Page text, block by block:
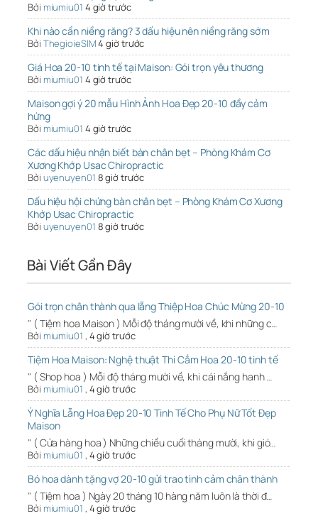
Bởi miumiu01 4 giờ trước
Khi nào cần niềng răng? 3 dấu hiệu nên niềng răng sớm
Bởi ThegioieSIM4 giờ trước
Giá Hoa 20-10 tinh tế tại Maison: Gói trọn yêu thương
Bởi miumiu01 4 giờ trước
Maison gợi ý 20 mẫu Hình Ảnh Hoa Đẹp 20-10 đầy cảm
hứng
Bởi miumiu01 4 giờ trước
Các dấu hiệu nhận biết bàn chân bẹt – Phòng Khám Cơ
Xương Khớp Usac Chiropractic
Bởi uyenuyen01 8 giờ trước
Dấu hiệu hội chứng bàn chân bẹt – Phòng Khám Cơ Xương
Khớp Usac Chiropractic
Bởi uyenuyen01 8 giờ trước
Bài Viết Gần Đây
Gói trọn chân thành qua lẵng Thiệp Hoa Chúc Mừng 20-10
" ( Tiệm hoa Maison ) Mỗi độ tháng mười về, khi những c…
Bởi miumiu01 , 4 giờ trước
Tiệm Hoa Maison: Nghệ thuật Thi Cắm Hoa 20-10 tinh tế
" ( Shop hoa ) Mỗi độ tháng mười về, khi cái nắng hanh …
Bởi miumiu01 , 4 giờ trước
Ý Nghĩa Lẵng Hoa Đẹp 20-10 Tinh Tế Cho Phụ Nữ Tốt Đẹp
Maison
" ( Cửa hàng hoa ) Những chiều cuối tháng mười, khi gió…
Bởi miumiu01 , 4 giờ trước
Bó hoa dành tặng vợ 20-10 gửi trao tình cảm chân thành
" ( Tiệm hoa ) Ngày 20 tháng 10 hàng năm luôn là thời đ…
Bởi miumiu01 , 4 giờ trước